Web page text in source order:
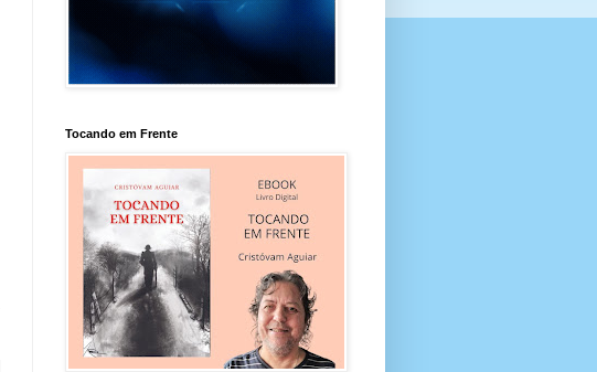
Tocando em Frente